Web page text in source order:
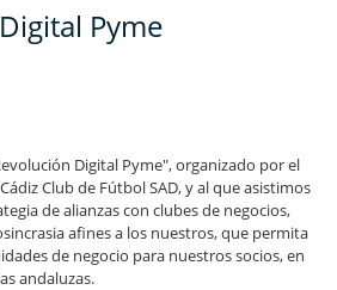
Pyme
Digital Pyme", organizado por el
Cádiz Club de Fútbol SAD, y al que asistimos
de alianzas con clubes de negocios,
afines a los nuestros, que permita
de negocio para nuestros socios, en
andaluzas.